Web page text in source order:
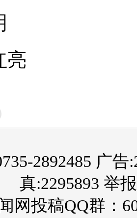
亮
2892485 广告
真:2295893 举
网投稿QQ群：